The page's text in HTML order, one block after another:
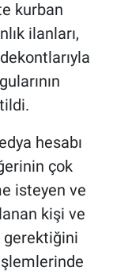
kurban
ilanları,
hesabı
çok
isteyen ve
kişi ve
gerektiğini